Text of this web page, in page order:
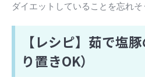
ダイエットしていることを忘れそ
【レシピ】茹で塩
り置きOK）